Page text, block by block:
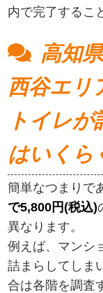
内で完了するこ
高知
西谷エリ
トイレ
はいくら
簡単なつまりで
で5,800円(税込)
異なります。
例えば、マンシ
詰まらしてしま
合は各階を調査